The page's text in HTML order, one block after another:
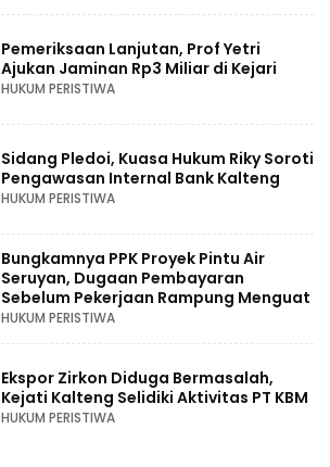
Pemeriksaan Lanjutan, Prof Yetri
Ajukan Jaminan Rp3 Miliar di Kejari
HUKUM PERISTIWA
Sidang Pledoi, Kuasa Hukum Riky Soroti
Pengawasan Internal Bank Kalteng
HUKUM PERISTIWA
Bungkamnya PPK Proyek Pintu Air
Seruyan, Dugaan Pembayaran
Sebelum Pekerjaan Rampung Menguat
HUKUM PERISTIWA
Ekspor Zirkon Diduga Bermasalah,
Kejati Kalteng Selidiki Aktivitas PT KBM
HUKUM PERISTIWA